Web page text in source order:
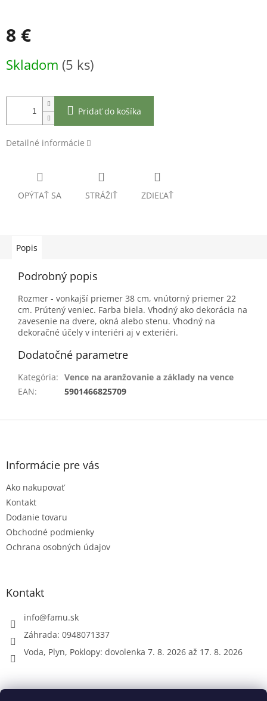
8 €
cena:
Skladom (5 ks)
Pridať do košíka
Detailné informácie
OPÝTAŤ SA STRÁŽIŤ ZDIEĽAŤ
Popis
Podrobný popis
Rozmer - vonkajší priemer 38 cm, vnútorný priemer 22
cm. Prútený veniec. Farba biela. Vhodný ako dekorácia na
zavesenie na dvere, okná alebo stenu. Vhodný na
dekoračné účely v interiéri aj v exteriéri.
Dodatočné parametre
Kategória: Vence na aranžovanie a základy na vence
EAN: 5901466825709
Z
Informácie pre vás
Ako nakupovať
Kontakt
Dodanie tovaru
Obchodné podmienky
Ochrana osobných údajov
Kontakt
info@famu.sk
Záhrada: 0948071337
Voda, Plyn, Poklopy: dovolenka 7. 8. 2026 až 17. 8. 2026